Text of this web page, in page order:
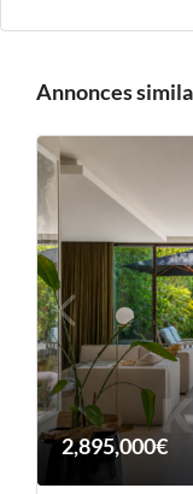
Annonces
2,895,000€